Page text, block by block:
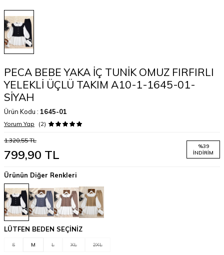
PECA BEBE YAKA İÇ TUNİK OMUZ FIRFIRLI
YELEKLİ ÜÇLÜ TAKIM A10-1-1645-01-
SİYAH
Ürün Kodu : 1645-01
Yorum Yap (2)
1.320,55TL
799,90 TL
%39
İNDIRIM
Ürünün Diğer Renkleri
LÜTFEN BEDEN SEÇİNİZ
S M L XL 2XL